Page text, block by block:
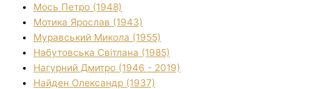
Мось Петро (1948)
Мотика Ярослав (1943)
Муравський Микола (1955)
Набутовська Світлана (1985)
Нагурний Дмитро (1946 - 2019)
Найден Олександр (1937)